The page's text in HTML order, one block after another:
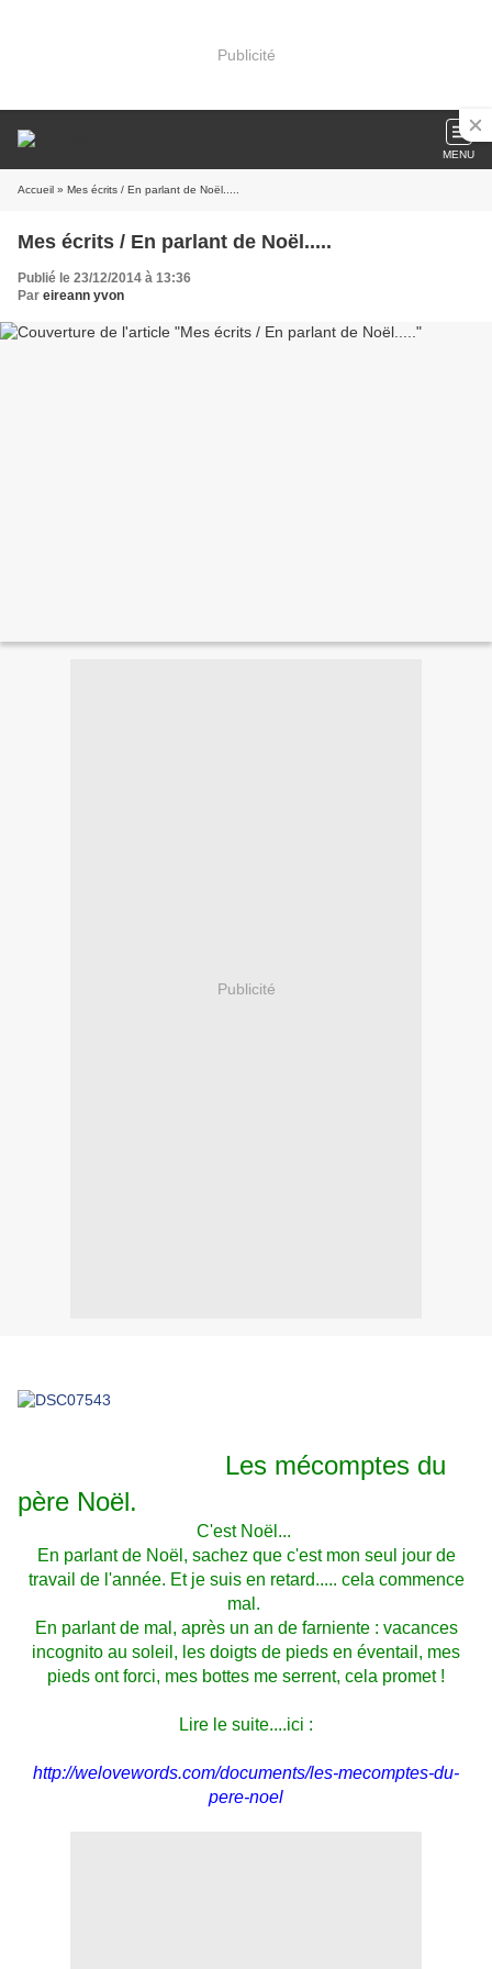
Publicité
MENU
Accueil » Mes écrits / En parlant de Noël.....
Mes écrits / En parlant de Noël.....
Publié le 23/12/2014 à 13:36
Par eireann yvon
Publicité
Les mécomptes du
père Noël.
C'est Noël...
En parlant de Noël, sachez que c'est mon seul jour de
travail de l'année. Et je suis en retard..... cela commence
mal.
En parlant de mal, après un an de farniente : vacances
incognito au soleil, les doigts de pieds en éventail, mes
pieds ont forci, mes bottes me serrent, cela promet !
Lire le suite....ici :
http://welovewords.com/documents/les-mecomptes-du-
pere-noel